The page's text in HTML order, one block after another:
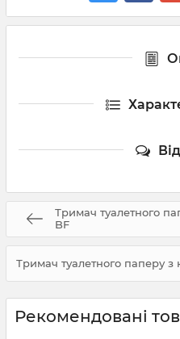
Тримач туалетного
BF
Тримач туалетного паперу
Рекомендовані